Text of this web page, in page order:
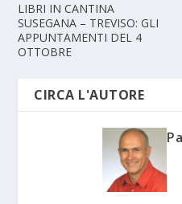
LIBRI IN CANTINA
SUSEGANA – TREVISO: GLI
APPUNTAMENTI DEL 4
OTTOBRE
CIRCA L'AUTORE